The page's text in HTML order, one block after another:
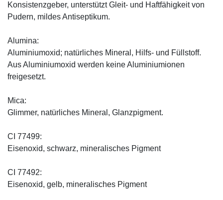
Konsistenzgeber, unterstützt Gleit- und Haftfähigkeit von
Pudern, mildes Antiseptikum.
Alumina:
Aluminiumoxid; natürliches Mineral, Hilfs- und Füllstoff.
Aus Aluminiumoxid werden keine Aluminiumionen
freigesetzt.
Mica:
Glimmer, natürliches Mineral, Glanzpigment.
CI 77499:
Eisenoxid, schwarz, mineralisches Pigment
CI 77492:
Eisenoxid, gelb, mineralisches Pigment